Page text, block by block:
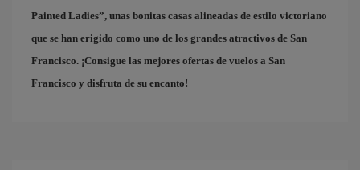
Painted Ladies”, unas bonitas casas alineadas de estilo victoriano
que se han erigido como uno de los grandes atractivos de San
Francisco. ¡Consigue las mejores ofertas de vuelos a San
Francisco y disfruta de su encanto!